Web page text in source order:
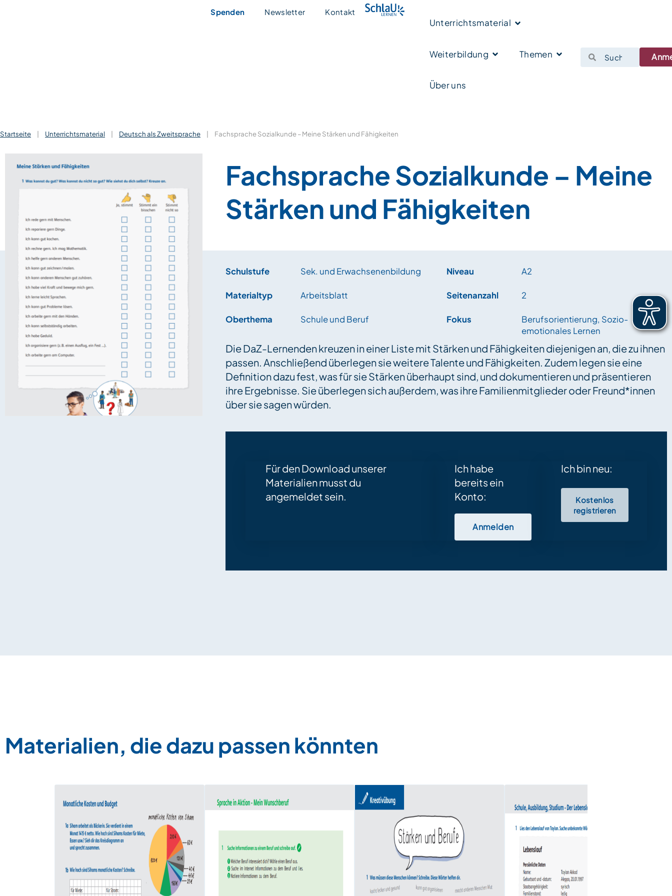
Spenden Newsletter Kontakt
Unterrichtsmaterial
Weiterbildung Themen
Über uns
Startseite | Unterrichtsmaterial | Deutsch als Zweitsprache | Fachsprache Sozialkunde – Meine Stärken und Fähigkeiten
Fachsprache Sozialkunde – Meine
Stärken und Fähigkeiten
Schulstufe Sek. und Erwachsenenbildung
Materialtyp Arbeitsblatt
Oberthema Schule und Beruf
Niveau A2
Seitenanzahl 2
Fokus
Berufsorientierung, Sozio-
emotionales Lernen
Die DaZ-Lernenden kreuzen in einer Liste mit Stärken und Fähigkeiten diejenigen an, die zu ihnen
passen. Anschließend überlegen sie weitere Talente und Fähigkeiten. Zudem legen sie eine
Definition dazu fest, was für sie Stärken überhaupt sind, und dokumentieren und präsentieren
ihre Ergebnisse. Sie überlegen sich außerdem, was ihre Familienmitglieder oder Freund*innen
über sie sagen würden.
Für den Download unserer
Materialien musst du
angemeldet sein.
Ich habe
bereits ein
Konto:
Anmelden
Ich bin neu:
Kostenlos
registrieren
Materialien, die dazu passen könnten